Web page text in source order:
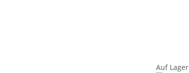
Auf Lager